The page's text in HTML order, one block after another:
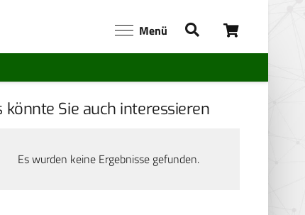
Menü
könnte Sie auch interessieren
Es wurden keine Ergebnisse gefunden.